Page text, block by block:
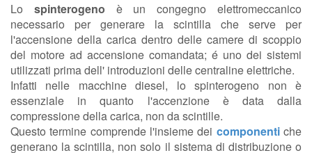
Lo spinterogeno è un congegno elettromeccanico
necessario per generare la scintilla che serve per
l'accensione della carica dentro delle camere di scoppio
del motore ad accensione comandata; é uno dei sistemi
utilizzati prima dell' introduzioni delle centraline elettriche.
Infatti nelle macchine diesel, lo spinterogeno non è
essenziale in quanto l'accenzione è data dalla
compressione della carica, non da scintille.
Questo termine comprende l'insieme dei componentiche
generano la scintilla, non solo il sistema di distribuzione o